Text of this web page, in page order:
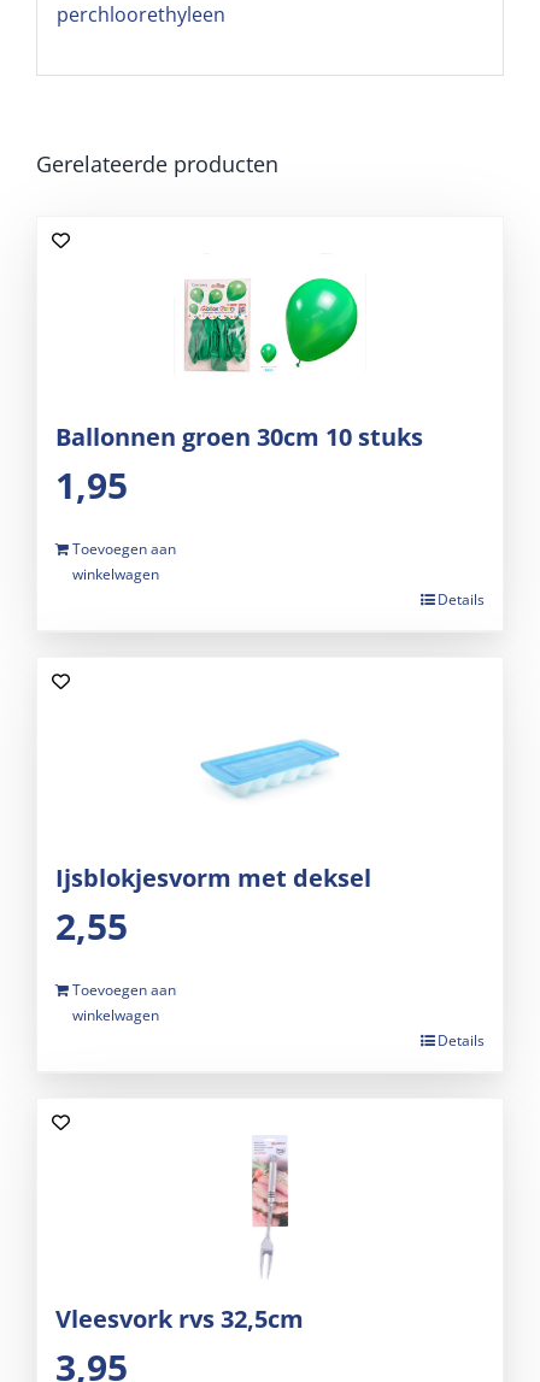
perchloorethyleen
Gerelateerde producten
Ballonnen groen 30cm 10 stuks
1,95
Toevoegen aan
winkelwagen
Details
Ijsblokjesvorm met deksel
2,55
Toevoegen aan
winkelwagen
Details
Vleesvork rvs 32,5cm
3,95